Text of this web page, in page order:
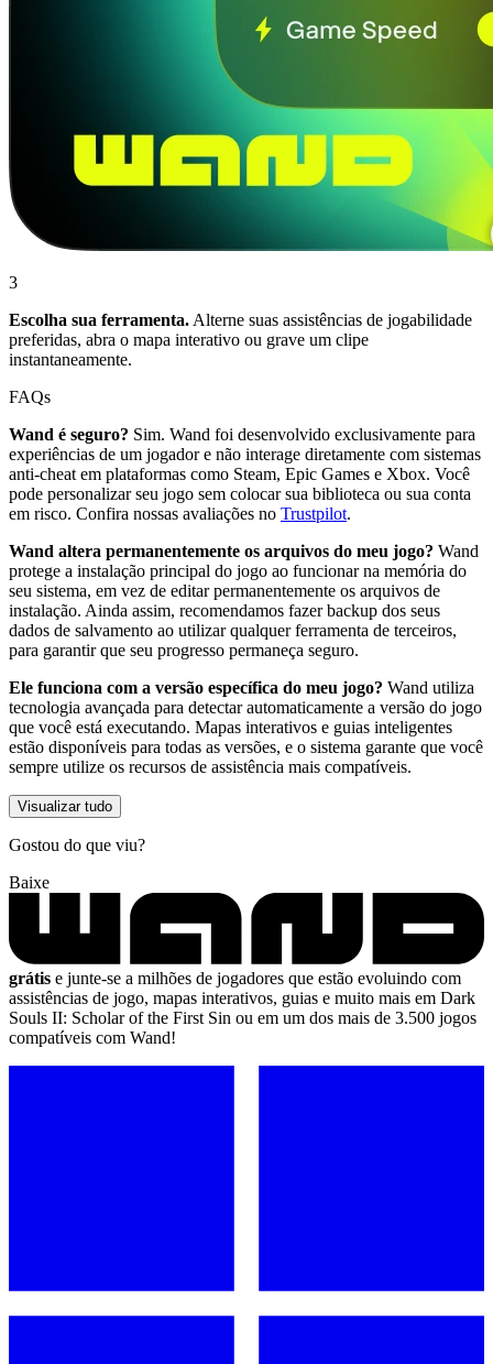
3
Escolha sua ferramenta. Alterne suas assistências de jogabilidade
preferidas, abra o mapa interativo ou grave um clipe
instantaneamente.
FAQs
Wand é seguro? Sim. Wand foi desenvolvido exclusivamente para
experiências de um jogador e não interage diretamente com sistemas
anti-cheat em plataformas como Steam, Epic Games e Xbox. Você
pode personalizar seu jogo sem colocar sua biblioteca ou sua conta
em risco. Confira nossas avaliações no Trustpilot.
Wand altera permanentemente os arquivos do meu jogo? Wand
protege a instalação principal do jogo ao funcionar na memória do
seu sistema, em vez de editar permanentemente os arquivos de
instalação. Ainda assim, recomendamos fazer backup dos seus
dados de salvamento ao utilizar qualquer ferramenta de terceiros,
para garantir que seu progresso permaneça seguro.
Ele funciona com a versão específica do meu jogo? Wand utiliza
tecnologia avançada para detectar automaticamente a versão do jogo
que você está executando. Mapas interativos e guias inteligentes
estão disponíveis para todas as versões, e o sistema garante que você
sempre utilize os recursos de assistência mais compatíveis.
Visualizar tudo
Gostou do que viu?
Baixe
grátis e junte-se a milhões de jogadores que estão evoluindo com
assistências de jogo, mapas interativos, guias e muito mais em Dark
Souls II: Scholar of the First Sin ou em um dos mais de 3.500 jogos
compatíveis com Wand!